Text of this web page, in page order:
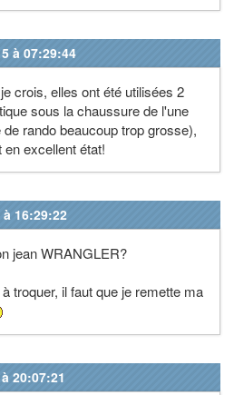
à 07:29:44
crois, elles ont été utilisées 2
sous la chaussure de l'une
rando beaucoup trop grosse),
excellent état!
16:29:22
jean WRANGLER?
troquer, il faut que je remette ma
20:07:21